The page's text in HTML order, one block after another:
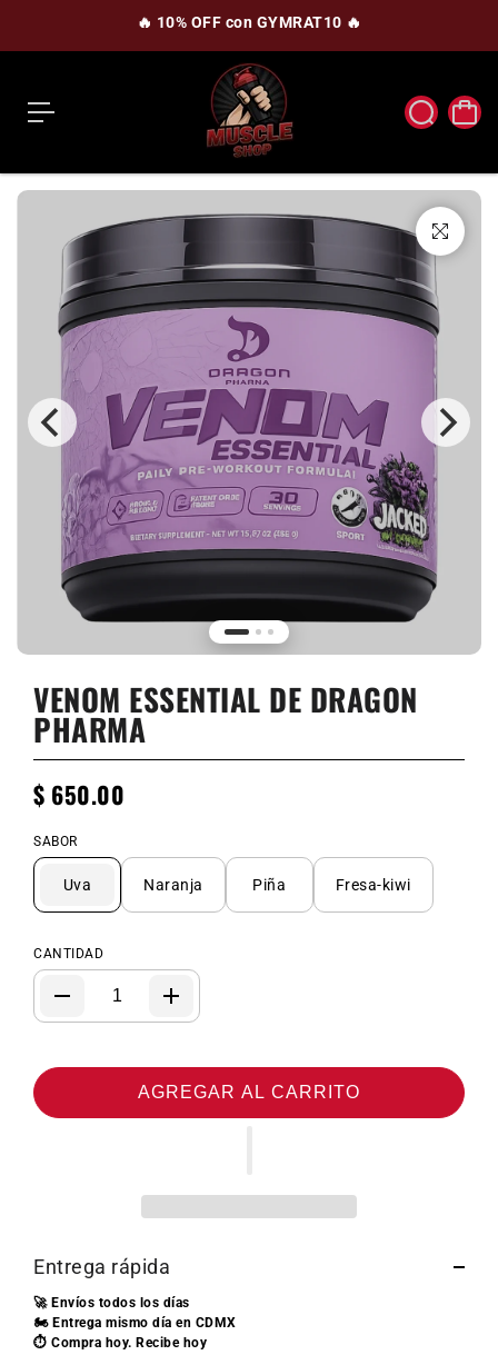
n
d
o
🔥 10% OFF con GYMRAT10 🔥
VENOM ESSENTIAL DE DRAGON
PHARMA
$ 650.00
SABOR
Uva Naranja Piña Fresa-kiwi
CANTIDAD
AGREGAR AL CARRITO
Entrega rápida
🚀 Envíos todos los días
🏍️ Entrega mismo día en CDMX
⏱️ Compra hoy. Recibe hoy